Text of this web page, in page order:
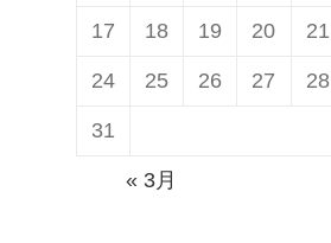
17 18 19 20 21
24 25 26 27 28
31
« 3月